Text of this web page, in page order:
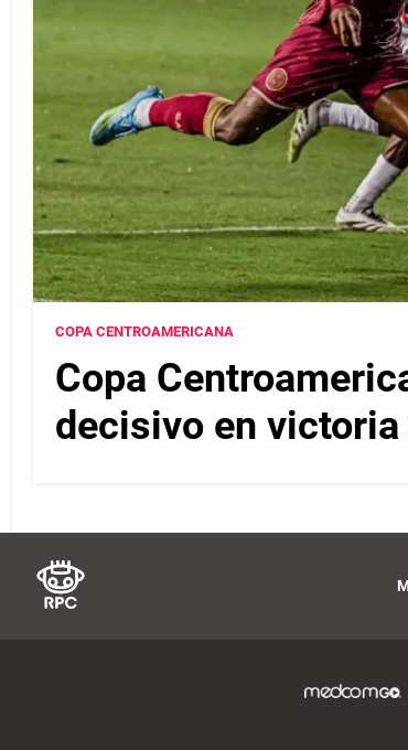
COPA CENTROAMERICANA
Copa
decisivo en